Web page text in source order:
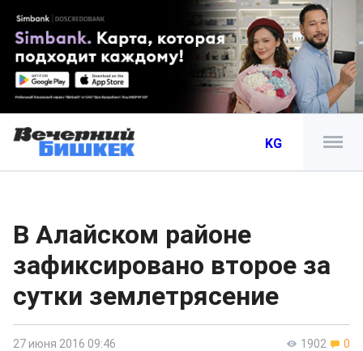
KG
В Алайском районе
зафиксировано второе за
сутки землетрясение
1902 0
27 июня 2016 09:46